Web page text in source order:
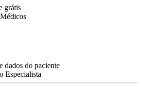
grátis
dados do paciente
Especialista